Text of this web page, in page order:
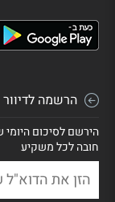
הרשמה לדיוור
הירשם לסיכום היומי
חובה לכל משקיע